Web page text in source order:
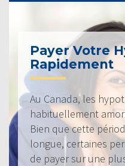
Payer Votre
Rapidement
Au Canada, les
habituellement
Bien que cette
longue, certaines
de payer sur une